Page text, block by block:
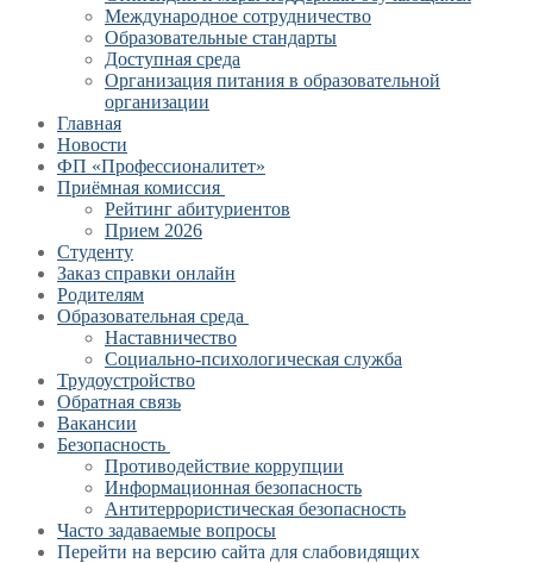
Международное сотрудничество
Образовательные стандарты
Доступная среда
Организация питания в образовательной
организации
Главная
Новости
ФП «Профессионалитет»
Приёмная комиссия
Рейтинг абитуриентов
Прием 2026
Студенту
Заказ справки онлайн
Родителям
Образовательная среда
Наставничество
Социально-психологическая служба
Трудоустройство
Обратная связь
Вакансии
Безопасность
Противодействие коррупции
Информационная безопасность
Антитеррористическая безопасность
Часто задаваемые вопросы
Перейти на версию сайта для слабовидящих